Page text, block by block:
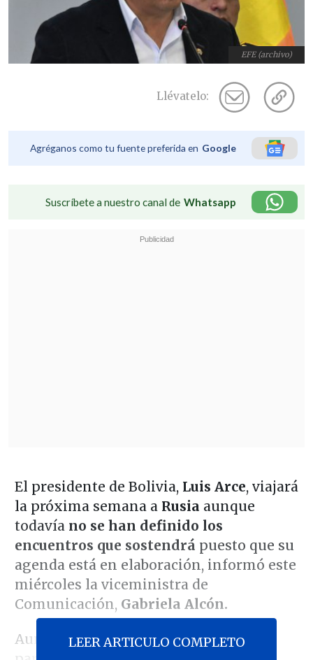
EFE (archivo)
Llévatelo:
Agréganos como tu fuente preferida en Google
Suscríbete a nuestro canal de Whatsapp
El presidente de Bolivia, Luis Arce, viajará
la próxima semana a Rusia aunque
todavía no se han definido los
encuentros que sostendrá puesto que su
agenda está en elaboración, informó este
miércoles la viceministra de
Comunicación, Gabriela Alcón.
Aunque no mencionó la fecha de la
LEER ARTICULO COMPLETO